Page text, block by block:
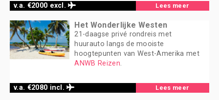
v.a. €2000 excl. Lees meer
v.a. €2080 incl.
Het Wonderlijke Westen
21-daagse privé rondreis met
huurauto langs de mooiste
hoogtepunten van West-Amerika met
ANWB Reizen.
Lees meer